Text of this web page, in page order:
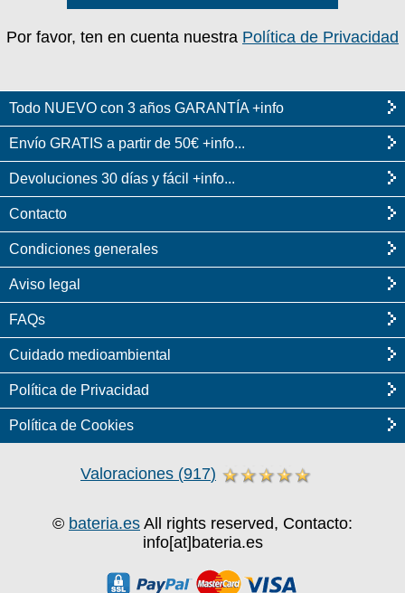
Por favor, ten en cuenta nuestra Política de Privacidad
Todo NUEVO con 3 años GARANTÍA +info
Envío GRATIS a partir de 50€ +info...
Devoluciones 30 días y fácil +info...
Contacto
Condiciones generales
Aviso legal
FAQs
Cuidado medioambiental
Política de Privacidad
Política de Cookies
Valoraciones (917)
© bateria.es All rights reserved, Contacto:
info[at]bateria.es